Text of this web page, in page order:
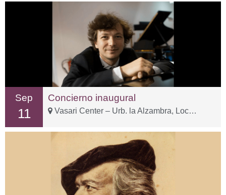
Sep
11
Concierno inaugural
Vasari Center – Urb. la Alzambra, Local 3-1